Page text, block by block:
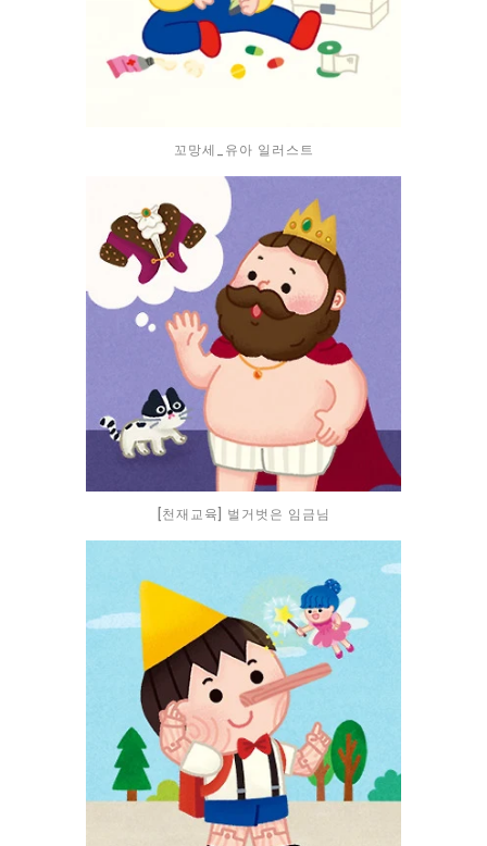
꼬망세_유아 일러스트
[천재교육] 벌거벗은 임금님